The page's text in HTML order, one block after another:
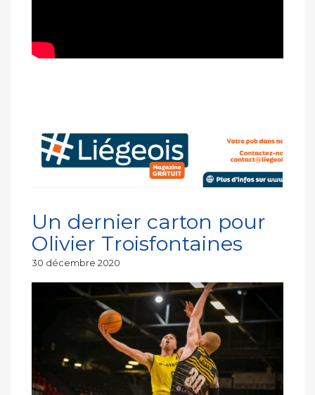
Un dernier carton pour
Olivier Troisfontaines
Publié
30 décembre 2020